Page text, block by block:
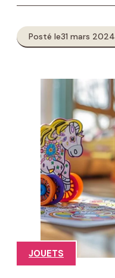
Posté le31 mars 2024
JOUETS